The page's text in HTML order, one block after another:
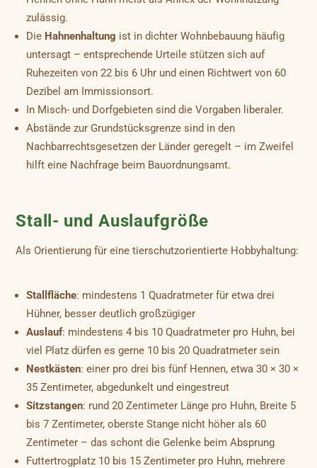
zulässig.
Die Hahnenhaltung ist in dichter Wohnbebauung häufig
untersagt – entsprechende Urteile stützen sich auf
Ruhezeiten von 22 bis 6 Uhr und einen Richtwert von 60
Dezibel am Immissionsort.
In Misch- und Dorfgebieten sind die Vorgaben liberaler.
Abstände zur Grundstücksgrenze sind in den
Nachbarrechtsgesetzen der Länder geregelt – im Zweifel
hilft eine Nachfrage beim Bauordnungsamt.
Stall- und Auslaufgröße
Als Orientierung für eine tierschutzorientierte Hobbyhaltung:
Stallfläche: mindestens 1 Quadratmeter für etwa drei
Hühner, besser deutlich großzügiger
Auslauf: mindestens 4 bis 10 Quadratmeter pro Huhn, bei
viel Platz dürfen es gerne 10 bis 20 Quadratmeter sein
Nestkästen: einer pro drei bis fünf Hennen, etwa 30 × 30 ×
35 Zentimeter, abgedunkelt und eingestreut
Sitzstangen: rund 20 Zentimeter Länge pro Huhn, Breite 5
bis 7 Zentimeter, oberste Stange nicht höher als 60
Zentimeter – das schont die Gelenke beim Absprung
Futtertrogplatz 10 bis 15 Zentimeter pro Huhn, mehrere